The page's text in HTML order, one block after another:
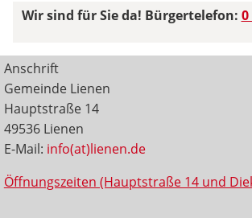
Wir sind für Sie da! Bürgertelefon: 0
Anschrift
Gemeinde Lienen
Hauptstraße 14
49536 Lienen
E-Mail: info(at)lienen.de
Öffnungszeiten (Hauptstraße 14 und